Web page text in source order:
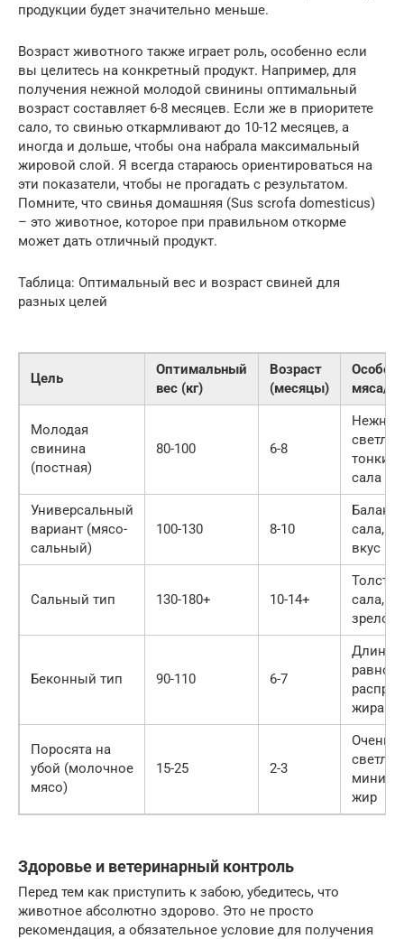
продукции будет значительно меньше.
Возраст животного также играет роль, особенно если
вы целитесь на конкретный продукт. Например, для
получения нежной молодой свинины оптимальный
возраст составляет 6-8 месяцев. Если же в приоритете
сало, то свинью откармливают до 10-12 месяцев, а
иногда и дольше, чтобы она набрала максимальный
жировой слой. Я всегда стараюсь ориентироваться на
эти показатели, чтобы не прогадать с результатом.
Помните, что свинья домашняя (Sus scrofa domesticus)
– это животное, которое при правильном откорме
может дать отличный продукт.
Таблица: Оптимальный вес и возраст свиней для
разных целей
Цель
Оптимальный
вес (кг)
Возраст
(месяцы)
мяса/
Молодая
свинина
(постная)
80-100 6-8
Нежное,
тонкий
сала
Универсальный
вариант (мясо-
сальный)
100-130 8-10
Баланс
сала,
вкус
Сальный тип 130-180+ 10-14+
сала,
зрелое
Беконный тип 90-110 6-7
жира
Поросята на
убой (молочное
мясо)
15-25 2-3
Очень
жир
Здоровье и ветеринарный контроль
Перед тем как приступить к забою, убедитесь, что
животное абсолютно здорово. Это не просто
рекомендация, а обязательное условие для получения